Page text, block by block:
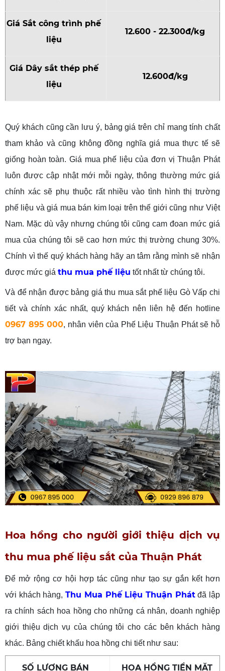
Giá Sắt công trình phế
liệu
12.600 - 22.300đ/kg
Giá Dây sắt thép phế
liệu
12.600đ/kg
Quý khách cũng cần lưu ý, bảng giá trên chỉ mang tính chất
tham khảo và cũng không đồng nghĩa giá mua thực tế sẽ
giống hoàn toàn. Giá mua phế liệu của đơn vị Thuận Phát
luôn được cập nhật mới mỗi ngày, thông thường mức giá
chính xác sẽ phụ thuộc rất nhiều vào tình hình thị trường
phế liệu và giá mua bán kim loại trên thế giới cũng như Việt
Nam. Mặc dù vậy nhưng chúng tôi cũng cam đoan mức giá
mua của chúng tôi sẽ cao hơn mức thị trường chung 30%.
Chính vì thế quý khách hàng hãy an tâm rằng mình sẽ nhận
được mức giá thu mua phế liệu tốt nhất từ chúng tôi.
Và để nhận được bảng giá thu mua sắt phế liệu Gò Vấp chi
tiết và chính xác nhất, quý khách nên liên hệ đến hotline
0967 895 000, nhân viên của Phế Liệu Thuận Phát sẽ hỗ
trợ bạn ngay.
Hoa hồng cho người giới thiệu dịch vụ
thu mua phế liệu sắt của Thuận Phát
Để mở rộng cơ hội hợp tác cũng như tạo sự gắn kết hơn
với khách hàng,Thu Mua Phế Liệu Thuận Phátđã lập
ra chính sách hoa hồng cho những cá nhân, doanh nghiệp
giới thiệu dịch vụ của chúng tôi cho các bên khách hàng
khác. Bảng chiết khấu hoa hồng chi tiết như sau:
SỐ LƯỢNG BÁN HOA HỒNG TIỀN MẶT